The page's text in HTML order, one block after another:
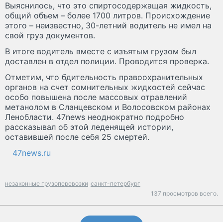
Выяснилось, что это спиртосодержащая жидкость,
общий объем – более 1700 литров. Происхождение
этого – неизвестно, 30-летний водитель не имел на
свой груз документов.
В итоге водитель вместе с изъятым грузом был
доставлен в отдел полиции. Проводится проверка.
Отметим, что бдительность правоохранительных
органов на счет сомнительных жидкостей сейчас
особо повышена после массовых отравлений
метанолом в Сланцевском и Волосовском районах
Ленобласти. 47news неоднократно подробно
рассказывал об этой леденящей истории,
оставившей после себя 25 смертей.
47news.ru
незаконные грузоперевозки санкт-петербург
137 просмотров всего.